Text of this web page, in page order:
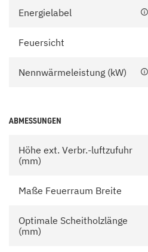
Energielabel
Feuersicht
Nennwärmeleistung (kW)
ABMESSUNGEN
Höhe ext. Verbr.-luftzufuhr
(mm)
Maße Feuerraum Breite
Optimale Scheitholzlänge
(mm)